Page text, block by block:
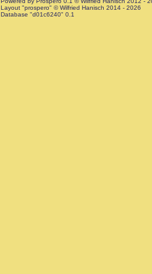
Layout "prospero" © Wilfried Hanisch 2014 - 2026
Database "d01c6240" 0.1